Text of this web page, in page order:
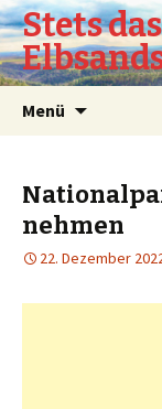
Stets
Menü
nehmen
22. Dezember